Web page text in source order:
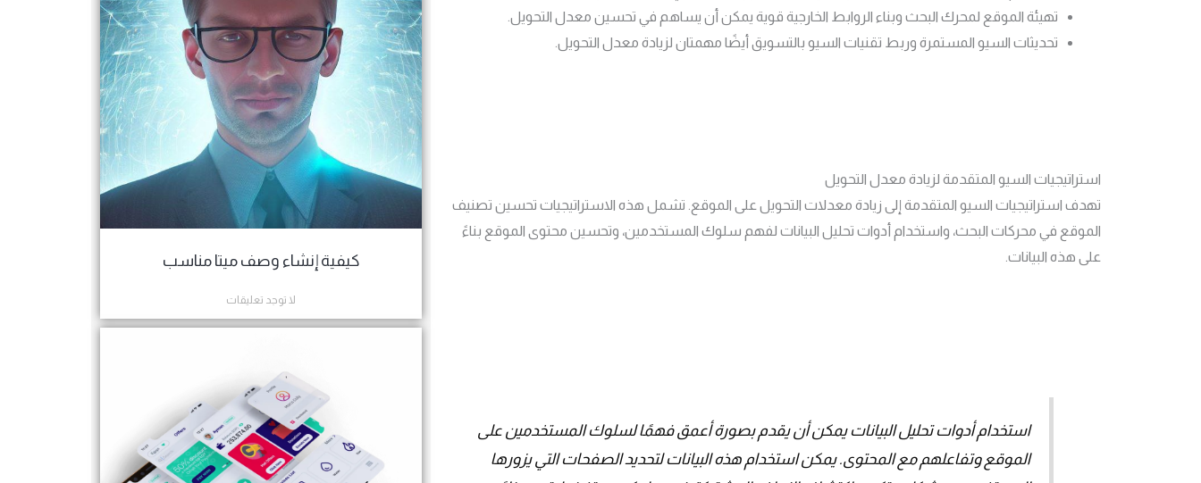
تهيئة الموقع لمحرك البحث وبناء الروابط الخارجية قوية يمكن أن يساهم في تحسين معدل التحويل.
تحديثات السيو المستمرة وربط تقنيات السيو بالتسويق أيضًا مهمتان لزيادة معدل التحويل.
استراتيجيات السيو المتقدمة لزيادة معدل التحويل
تهدف استراتيجيات السيو المتقدمة إلى زيادة معدلات التحويل على الموقع. تشمل هذه الاستراتيجيات تحسين تصنيف
الموقع في محركات البحث، واستخدام أدوات تحليل البيانات لفهم سلوك المستخدمين، وتحسين محتوى الموقع بناءً
على هذه البيانات.
استخدام أدوات تحليل البيانات يمكن أن يقدم بصورة أعمق فهمًا لسلوك المستخدمين على
الموقع وتفاعلهم مع المحتوى. يمكن استخدام هذه البيانات لتحديد الصفحات التي يزورها
كيفية إنشاء وصف ميتا مناسب
لا توجد تعليقات